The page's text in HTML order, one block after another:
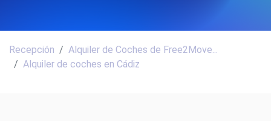
Recepción
Alquiler de Coches de Free2Move...
Alquiler de coches en Cádiz